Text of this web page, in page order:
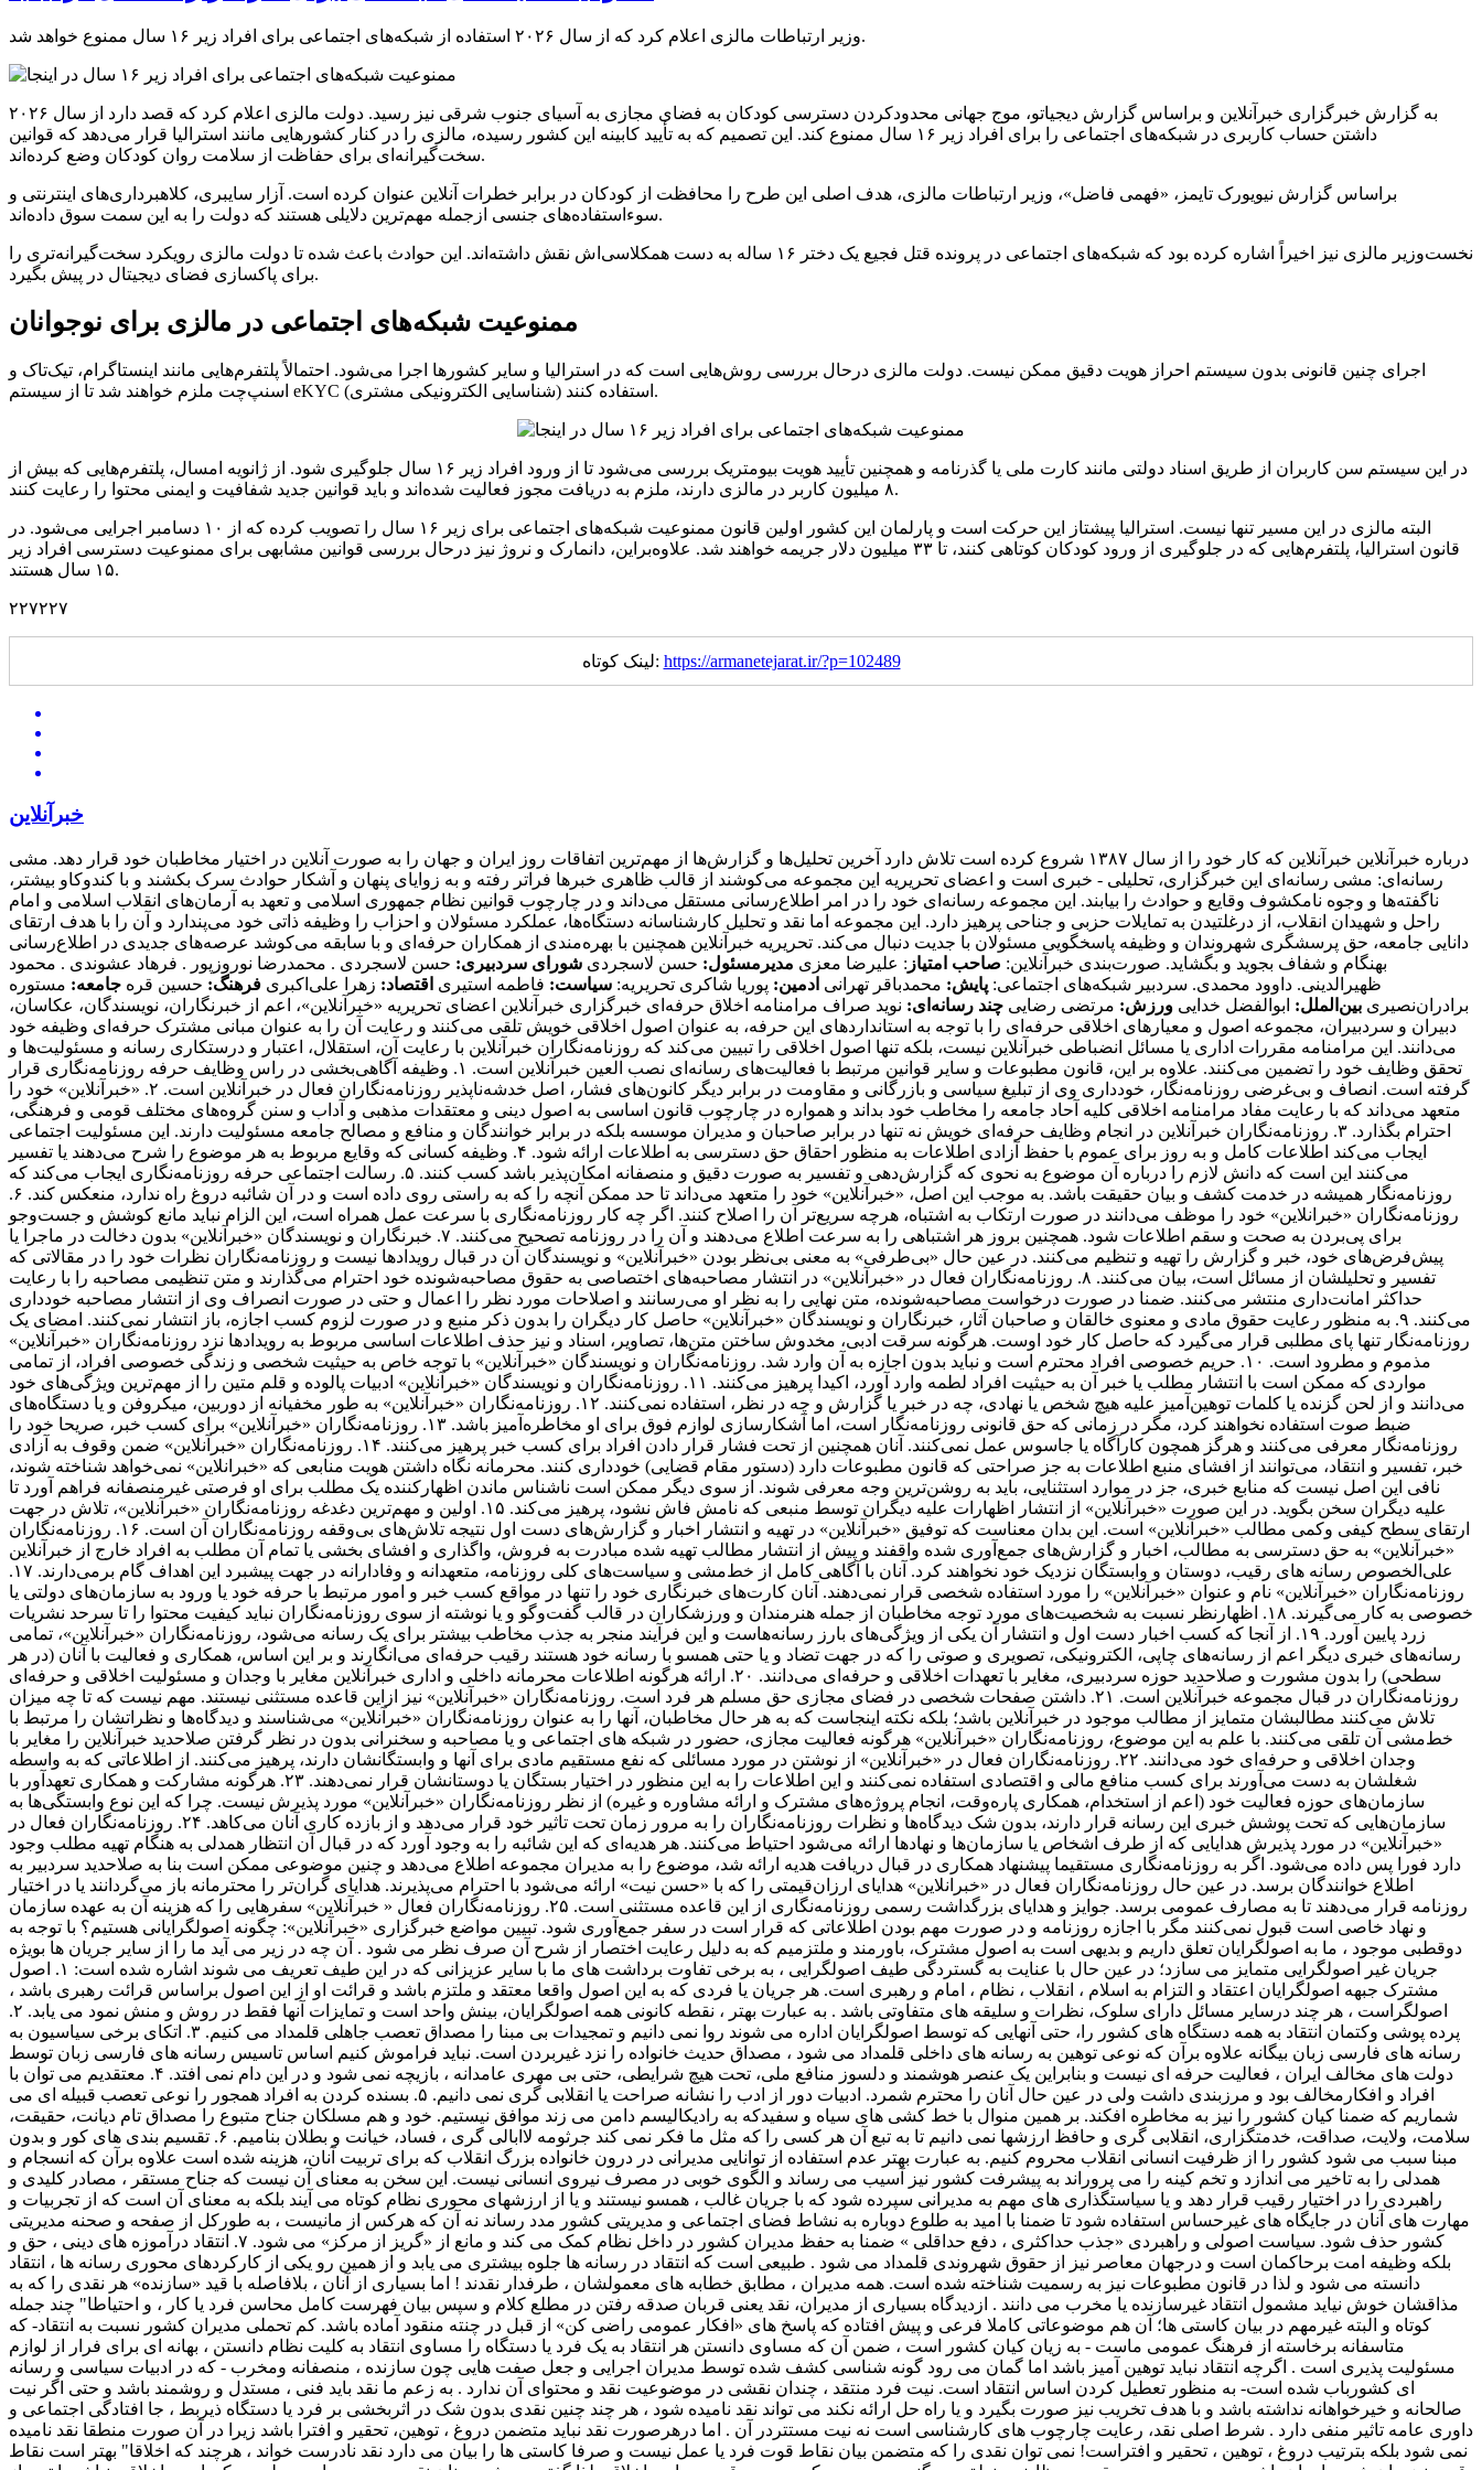
وزیر ارتباطات مالزی اعلام کرد که از سال ۲۰۲۶ استفاده از شبکه‌های اجتماعی برای افراد زیر ۱۶ سال ممنوع خواهد شد.
به گزارش خبرگزاری خبرآنلاین و براساس گزارش دیجیاتو، موج جهانی محدودکردن دسترسی کودکان به فضای مجازی به آسیای جنوب شرقی نیز رسید. دولت مالزی اعلام کرد که قصد دارد از سال ۲۰۲۶
داشتن حساب کاربری در شبکه‌های اجتماعی را برای افراد زیر ۱۶ سال ممنوع کند. این تصمیم که به تأیید کابینه این کشور رسیده، مالزی را در کنار کشورهایی مانند استرالیا قرار می‌دهد که قوانین
سخت‌گیرانه‌ای برای حفاظت از سلامت روان کودکان وضع کرده‌اند.
براساس گزارش نیویورک تایمز، «فهمی فاضل»، وزیر ارتباطات مالزی، هدف اصلی این طرح را محافظت از کودکان در برابر خطرات آنلاین عنوان کرده است. آزار سایبری، کلاهبرداری‌های اینترنتی و
سوءاستفاده‌های جنسی ازجمله مهم‌ترین دلایلی هستند که دولت را به این سمت سوق داده‌اند.
نخست‌وزیر مالزی نیز اخیراً اشاره کرده بود که شبکه‌های اجتماعی در پرونده قتل فجیع یک دختر ۱۶ ساله به دست همکلاسی‌اش نقش داشته‌اند. این حوادث باعث شده تا دولت مالزی رویکرد سخت‌گیرانه‌تری را
برای پاکسازی فضای دیجیتال در پیش بگیرد.
ممنوعیت شبکه‌های اجتماعی در مالزی برای نوجوانان
اجرای چنین قانونی بدون سیستم احراز هویت دقیق ممکن نیست. دولت مالزی درحال بررسی روش‌هایی است که در استرالیا و سایر کشورها اجرا می‌شود. احتمالاً پلتفرم‌هایی مانند اینستاگرام، تیک‌تاک و
اسنپ‌چت ملزم خواهند شد تا از سیستم eKYC (شناسایی الکترونیکی مشتری) استفاده کنند.
در این سیستم سن کاربران از طریق اسناد دولتی مانند کارت ملی یا گذرنامه و همچنین تأیید هویت بیومتریک بررسی می‌شود تا از ورود افراد زیر ۱۶ سال جلوگیری شود. از ژانویه امسال، پلتفرم‌هایی که بیش از
۸ میلیون کاربر در مالزی دارند، ملزم به دریافت مجوز فعالیت شده‌اند و باید قوانین جدید شفافیت و ایمنی محتوا را رعایت کنند.
البته مالزی در این مسیر تنها نیست. استرالیا پیشتاز این حرکت است و پارلمان این کشور اولین قانون ممنوعیت شبکه‌های اجتماعی برای زیر ۱۶ سال را تصویب کرده که از ۱۰ دسامبر اجرایی می‌شود. در
قانون استرالیا، پلتفرم‌هایی که در جلوگیری از ورود کودکان کوتاهی کنند، تا ۳۳ میلیون دلار جریمه خواهند شد. علاوه‌براین، دانمارک و نروژ نیز درحال بررسی قوانین مشابهی برای ممنوعیت دسترسی افراد زیر
۱۵ سال هستند.
۲۲۷۲۲۷
لینک کوتاه: https://armanetejarat.ir/?p=102489
خبرآنلاین
درباره خبرآنلاین خبرآنلاین که کار خود را از سال ۱۳۸۷ شروع کرده است تلاش دارد آخرین تحلیل‌ها و گزارش‌ها از مهم‌ترین اتفاقات روز ایران و جهان را به صورت آنلاین در اختیار مخاطبان خود قرار دهد. مشی
رسانه‌ای: مشی رسانه‌ای این خبرگزاری، تحلیلی - خبری است و اعضای تحریریه این مجموعه می‌کوشند از قالب ظاهری خبرها فراتر رفته و به زوایای پنهان و آشکار حوادث سرک بکشند و با کندوکاو بیشتر،
ناگفته‌ها و وجوه نامکشوف وقایع و حوادث را بیابند. این مجموعه رسانه‌ای خود را در امر اطلاع‌رسانی مستقل می‌داند و در چارچوب قوانین نظام جمهوری اسلامی و تعهد به آرمان‌های انقلاب اسلامی و امام
راحل و شهیدان انقلاب، از درغلتیدن به تمایلات حزبی و جناحی پرهیز دارد. این مجموعه اما نقد و تحلیل کارشناسانه دستگاه‌ها، عملکرد مسئولان و احزاب را وظیفه ذاتی خود می‌پندارد و آن را با هدف ارتقای
دانایی جامعه، حق پرسشگری شهروندان و وظیفه پاسخگویی مسئولان با جدیت دنبال می‌کند. تحریریه خبرآنلاین همچنین با بهره‌مندی از همکاران حرفه‌ای و با سابقه می‌کوشد عرصه‌های جدیدی در اطلاع‌رسانی
بهنگام و شفاف بجوید و بگشاید. صورت‌بندی خبرآنلاین: صاحب امتیاز : علیرضا معزی مدیرمسئول: حسن لاسجردی شورای سردبیری: حسن لاسجردی . محمدرضا نوروزپور . فرهاد عشوندی . محمود
ظهیرالدینی. داوود محمدی. سردبیر شبکه‌های اجتماعی: پایش: محمدباقر تهرانی ادمین: پوریا شاکری تحریریه: سیاست: فاطمه استیری اقتصاد: زهرا علی‌اکبری فرهنگ: حسین قره جامعه: مستوره
برادران‌نصیری بین‌الملل: ابوالفضل خدایی ورزش: مرتضی رضایی چند رسانه‌ای: نوید صراف مرامنامه اخلاق حرفه‌ای خبرگزاری خبرآنلاین اعضای تحریریه «خبرآنلاین»، اعم از خبرنگاران، نویسندگان، عکاسان، دبیران و سردبیران، مجموعه اصول و معیارهای اخلاقی حرفه‌ای را با توجه به استانداردهای ‌این حرفه، به عنوان اصول اخلاقی خویش تلقی می‌کنند و رعایت آن را به عنوان مبانی مشترک حرفه‌ای وظیفه خود می‌دانند. این مرامنامه مقررات اداری یا مسائل انضباطی خبرآنلاین نیست، بلکه تنها اصول اخلاقی را تبیین می‌کند که روزنامه‌نگاران خبرآنلاین با رعایت آن، استقلال، اعتبار و درستکاری رسانه و مسئولیت‌ها و تحقق وظایف خود را تضمین می‌کنند. علاوه بر این، قانون مطبوعات و سایر قوانین مرتبط با فعالیت‌های رسانه‌ای نصب العین خبرآنلاین است. ۱. وظیفه آگاهی‌بخشی در راس وظایف حرفه روزنامه‌نگاری قرار گرفته است. انصاف و بی‌غرضی روزنامه‌نگار، خودداری وی از تبلیغ سیاسی و بازرگانی و مقاومت در برابر دیگر کانون‌های فشار، اصل خدشه‌ناپذیر روزنامه‌نگاران فعال در خبرآنلاین است. ۲. «خبرآنلاین» خود را متعهد می‌داند که با رعایت مفاد مرامنامه اخلاقی کلیه آحاد جامعه را مخاطب خود بداند و همواره در چارچوب قانون اساسی به اصول دینی و معتقدات مذهبی و آداب و سنن گروه‌های مختلف قومی و فرهنگی، احترام بگذارد. ۳. روزنامه‌نگاران خبرآنلاین در انجام وظایف حرفه‌ای خویش نه تنها در برابر صاحبان و مدیران موسسه بلکه در برابر خوانندگان و منافع و مصالح جامعه مسئولیت دارند.‌ این مسئولیت اجتماعی‌ ایجاب می‌کند اطلاعات کامل و به روز برای عموم با حفظ آزادی اطلاعات به منظور احقاق حق دسترسی به اطلاعات ارائه شود. ۴. وظیفه کسانی که وقایع مربوط به هر موضوع را شرح می‌دهند یا تفسیر می‌کنند این است که دانش لازم را درباره آن موضوع به نحوی که گزارش‌دهی و تفسیر به صورت دقیق و منصفانه امکان‌پذیر باشد کسب کنند. ۵. رسالت اجتماعی حرفه روزنامه‌نگاری‌ ایجاب می‌کند که روزنامه‌نگار همیشه در خدمت کشف و بیان حقیقت باشد. به موجب ‌این اصل، «خبرآنلاین» خود را متعهد می‌داند تا حد ممکن آنچه را که به راستی روی داده است و در آن شائبه دروغ راه ندارد، منعکس کند. ۶. روزنامه‌نگاران «خبرانلاین» خود را موظف می‌دانند در صورت ارتکاب به اشتباه، هرچه سریع‌تر آن را اصلاح کنند. اگر چه کار روزنامه‌نگاری با سرعت عمل همراه است،‌ این الزام نباید مانع کوشش و جست‌وجو برای پی‌بردن به صحت و سقم اطلاعات شود. همچنین بروز هر اشتباهی را به سرعت اطلاع می‌دهند و آن را در روزنامه تصحیح می‌کنند. ۷. خبرنگاران و نویسندگان «خبرآنلاین» بدون دخالت در ماجرا یا پیش‌فرض‌های خود، خبر و گزارش را تهیه و تنظیم می‌کنند. در عین حال «بی‌طرفی» به معنی بی‌نظر بودن «خبرآنلاین» و نویسندگان آن در قبال رویدادها نیست و روزنامه‌نگاران نظرات خود را در مقالاتی که تفسیر و تحلیلشان از مسائل است، بیان می‌کنند. ۸. روزنامه‌نگاران فعال در «خبرآنلاین» در انتشار مصاحبه‌های اختصاصی به حقوق مصاحبه‌شونده خود احترام می‌گذارند و متن تنظیمی مصاحبه را با رعایت حداکثر امانت‌داری منتشر می‌کنند. ضمنا در صورت درخواست مصاحبه‌شونده، ‌متن نهایی را به نظر او می‌رسانند و اصلاحات مورد نظر را اعمال و حتی در صورت انصراف وی از انتشار مصاحبه خودداری می‌کنند. ۹. به منظور رعایت حقوق مادی و معنوی خالقان و صاحبان آثار، خبرنگاران و نویسندگان «خبرآنلاین» حاصل کار دیگران را بدون ذکر منبع و در صورت لزوم کسب اجازه، باز انتشار نمی‌کنند. امضای یک روزنامه‌نگار تنها پای مطلبی قرار می‌گیرد که حاصل کار خود اوست. هرگونه سرقت ادبی، مخدوش ساختن متن‌ها، تصاویر، اسناد و نیز حذف اطلاعات اساسی مربوط به رویدادها نزد روزنامه‌نگاران «خبرآنلاین» مذموم و مطرود است. ۱۰. حریم خصوصی افراد محترم است و نباید بدون اجازه به آن وارد شد. روزنامه‌نگاران و نویسندگان «خبرآنلاین» با توجه خاص به حیثیت شخصی و زندگی خصوصی افراد، از تمامی مواردی که ممکن است با انتشار مطلب یا خبر آن به حیثیت افراد لطمه وارد آورد، اکیدا پرهیز می‌کنند. ۱۱. روزنامه‌نگاران و نویسندگان «خبرآنلاین» ادبیات پالوده و قلم متین را از مهم‌ترین ویژگی‌های خود می‌دانند و از لحن گزنده یا کلمات توهین‌آمیز علیه هیچ شخص یا نهادی، چه در خبر یا گزارش و چه در نظر، استفاده نمی‌کنند. ۱۲. روزنامه‌نگاران «خبرآنلاین» به طور مخفیانه از دوربین، میکروفن و یا دستگاه‌های ضبط صوت استفاده نخواهند کرد، مگر در زمانی که حق قانونی روزنامه‌نگار است، اما آشکارسازی لوازم فوق برای او مخاطره‌آمیز باشد. ۱۳. روزنامه‌نگاران «خبرآنلاین» برای کسب خبر، صریحا خود را روزنامه‌نگار معرفی می‌کنند و هرگز همچون کارآگاه یا جاسوس عمل نمی‌کنند. آنان همچنین از تحت فشار قرار دادن افراد برای کسب خبر پرهیز می‌کنند. ۱۴. روزنامه‌نگاران «خبرآنلاین» ضمن وقوف به آزادی خبر، تفسیر و انتقاد، می‌توانند از افشای منبع اطلاعات به جز صراحتی که قانون مطبوعات دارد (دستور مقام قضایی) خودداری کنند. محرمانه نگاه داشتن هویت منابعی که «خبرانلاین» نمی‌خواهد شناخته شوند، نافی ‌این اصل نیست که منابع خبری، جز در موارد استثنایی، باید به روشن‌ترین وجه معرفی شوند. از سوی دیگر ممکن است ناشناس ماندن اظهارکننده یک مطلب برای او فرصتی غیرمنصفانه فراهم آورد تا علیه دیگران سخن بگوید. در این صورت «خبرآنلاین» از انتشار اظهارات علیه دیگران توسط منبعی که نامش فاش نشود، پرهیز می‌کند. ۱۵. اولین و مهم‌ترین دغدغه روزنامه‌نگاران «خبرآنلاین»، تلاش در جهت ارتقای سطح کیفی وکمی مطالب «خبرآنلاین» است.‌ این بدان معناست که توفیق «خبرآنلاین» در تهیه و انتشار اخبار و گزارش‌های دست اول نتیجه تلاش‌های بی‌وقفه روزنامه‌نگاران آن است. ۱۶. روزنامه‌نگاران «خبرآنلاین» به حق دسترسی به مطالب، اخبار و گزارش‌های جمع‌آوری شده واقفند و پیش از انتشار مطالب تهیه شده مبادرت به فروش، واگذاری و افشای بخشی یا تمام آن مطلب به افراد خارج از خبرآنلاین علی‌الخصوص رسانه های رقیب، دوستان و وابستگان نزدیک خود نخواهند کرد. آنان با آگاهی کامل از خط‌مشی و سیاست‌های کلی روزنامه، متعهدانه و وفادارانه در جهت پیشبرد ‌این اهداف گام برمی‌دارند. ۱۷. روزنامه‌نگاران «خبرآنلاین» نام و عنوان «خبرآنلاین» را مورد استفاده شخصی قرار نمی‌دهند. آنان کارت‌های خبرنگاری خود را تنها در مواقع کسب خبر و امور مرتبط با حرفه خود یا ورود به سازمان‌های دولتی یا خصوصی به کار می‌گیرند. ۱۸. اظهارنظر نسبت به شخصیت‌های مورد توجه مخاطبان از جمله هنرمندان و ورزشکاران در قالب گفت‌وگو و یا نوشته از سوی روزنامه‌نگاران نباید کیفیت محتوا را تا سرحد نشریات زرد پایین آورد. ۱۹. از آنجا که کسب اخبار دست اول و انتشار آن یکی از ویژگی‌های بارز رسانه‌هاست و ‌این فرآیند منجر به جذب مخاطب بیشتر برای یک رسانه می‌شود، روزنامه‌نگاران «خبرآنلاین»، تمامی رسانه‌های خبری دیگر اعم از رسانه‌های چاپی، الکترونیکی، تصویری و صوتی را که در جهت تضاد و یا حتی همسو با رسانه خود هستند رقیب حرفه‌ای می‌انگارند و بر ‌این اساس، همکاری و فعالیت با آنان (در هر سطحی) را بدون مشورت و صلاحدید حوزه سردبیری، مغایر با تعهدات اخلاقی و حرفه‌ای می‌دانند. ۲۰. ارائه هرگونه اطلاعات محرمانه داخلی و اداری خبرآنلاین مغایر با وجدان و مسئولیت اخلاقی و حرفه‌ای روزنامه‌نگاران در قبال مجموعه خبرآنلاین است. ۲۱. داشتن صفحات شخصی در فضای مجازی حق مسلم هر فرد است. روزنامه‌نگاران «خبرآنلاین» نیز ازاین قاعده مستثنی نیستند. مهم نیست که تا چه میزان تلاش می‌کنند مطالبشان متمایز از مطالب موجود در خبرآنلاین باشد؛ بلکه نکته‌ اینجاست که به‌ هر حال مخاطبان، آنها را به عنوان روزنامه‌نگاران «خبرآنلاین» می‌شناسند و دیدگاه‌ها و نظراتشان را مرتبط با خط‌مشی آن تلقی می‌کنند. با علم به‌ این موضوع، روزنامه‌نگاران «خبرآنلاین» هرگونه فعالیت مجازی، حضور در شبکه های اجتماعی و یا مصاحبه و سخنرانی بدون در نظر گرفتن صلاحدید خبرآنلاین را مغایر با وجدان اخلاقی و حرفه‌ای خود می‌دانند. ۲۲. روزنامه‌نگاران فعال در «خبرآنلاین» از نوشتن در مورد مسائلی که نفع مستقیم مادی برای آنها و وابستگانشان دارند، پرهیز می‌کنند. از اطلاعاتی که به واسطه شغلشان به دست می‌آورند برای کسب منافع مالی و اقتصادی استفاده نمی‌کنند و این اطلاعات را به‌ این منظور در اختیار بستگان یا دوستانشان قرار نمی‌دهند. ۲۳. هرگونه مشارکت و همکاری تعهدآور با سازمان‌های حوزه فعالیت خود (اعم از استخدام، همکاری پاره‌وقت، انجام پروژه‌های مشترک و ارائه مشاوره و غیره) از نظر روزنامه‌نگاران «خبرآنلاین» مورد پذیرش نیست. چرا که ‌این نوع وابستگی‌ها به سازمان‌هایی که تحت پوشش خبری ‌این رسانه قرار دارند، بدون شک دیدگاه‌ها و نظرات روزنامه‌نگاران را به مرور زمان تحت‌ تاثیر خود قرار می‌دهد و از بازده کاری آنان می‌کاهد. ۲۴. روزنامه‌نگاران فعال در «خبرآنلاین» در مورد پذیرش هدایایی که از طرف اشخاص یا سازمان‌ها و نهادها ارائه می‌شود احتیاط می‌کنند. هر هدیه‌ای که ‌این شائبه را به وجود ‌آورد که در قبال آن انتظار همدلی به هنگام تهیه مطلب وجود دارد فورا پس داده می‌شود. اگر به روزنامه‌نگاری مستقیما پیشنهاد همکاری در قبال دریافت هدیه ارائه شد، موضوع را به مدیران مجموعه اطلاع می‌دهد و چنین موضوعی ممکن است بنا به صلاحدید سردبیر به اطلاع خوانندگان برسد. در عین حال روزنامه‌نگاران فعال در «خبرانلاین» هدایای ارزان‌قیمتی را که با «حسن نیت» ارائه می‌شود با احترام می‌پذیرند. هدایای گران‌تر را محترمانه باز می‌گردانند یا در اختیار روزنامه قرار می‌دهند تا به مصارف عمومی برسد. جوایز و هدایای بزرگداشت رسمی روزنامه‌نگاری از ‌این قاعده مستثنی است. ۲۵. روزنامه‌نگاران فعال « خبرآنلاین» سفرهایی را که هزینه آن به عهده سازمان و نهاد خاصی است قبول نمی‌کنند مگر با اجازه روزنامه و در صورت مهم بودن اطلاعاتی که قرار است در سفر جمع‌آوری شود. تبیین مواضع خبرگزاری «خبرآنلاین»: چگونه اصولگرایانی هستیم؟ با توجه به دوقطبی موجود ،‌ ما به اصولگرایان تعلق داریم و بدیهی است به اصول مشترک، باورمند و ملتزمیم که به دلیل رعایت اختصار از شرح آن صرف نظر می شود . آن چه در زیر می آید ما را از سایر جریان ها بویژه جریان غیر اصولگرایی متمایز می سازد؛ در عین حال با عنایت به گستردگی طیف اصولگرایی ، به برخی تفاوت برداشت های ما با سایر عزیزانی که در این طیف تعریف می شوند اشاره شده است: ۱. اصول مشترک جبهه اصولگرایان اعتقاد و التزام به اسلام ، انقلاب ، نظام ، امام و رهبری است. هر جریان یا فردی که به این اصول واقعا معتقد و ملتزم باشد و قرائت او از این اصول براساس قرائت رهبری باشد ، اصولگراست ، هر چند درسایر مسائل دارای سلوک، نظرات و سلیقه های متفاوتی باشد . به عبارت بهتر ، نقطه کانونی همه اصولگرایان، بینش واحد است و تمایزات آنها فقط در روش و منش نمود می یابد. ۲. پرده پوشی وکتمان انتقاد به همه دستگاه های کشور را، حتی آنهایی که توسط اصولگرایان اداره می شوند روا نمی دانیم و تمجیدات بی مبنا را ‌مصداق تعصب جاهلی قلمداد می کنیم. ۳. اتکای برخی سیاسیون به رسانه های فارسی زبان بیگانه علاوه برآن که نوعی توهین به رسانه های داخلی قلمداد می شود ،‌ مصداق حدیث خانواده را نزد غیربردن است. نباید فراموش کنیم اساس تاسیس رسانه های فارسی زبان توسط دولت های مخالف ایران ، فعالیت حرفه ای نیست و بنابراین یک عنصر هوشمند و دلسوز منافع ملی، تحت هیچ شرایطی، حتی بی مهری عامدانه ، بازیچه نمی شود و در این دام نمی افتد. ۴. معتقدیم می توان با افراد و افکارمخالف بود و مرزبندی داشت ولی در عین حال آنان را محترم شمرد. ادبیات دور از ادب را نشانه صراحت یا انقلابی گری نمی دانیم. ۵. بسنده کردن به افراد همجور را نوعی تعصب قبیله ای می شماریم که ضمنا کیان کشور را نیز به مخاطره افکند. بر همین منوال با خط کشی های سیاه و سفیدکه به رادیکالیسم دامن می زند موافق نیستیم. خود و